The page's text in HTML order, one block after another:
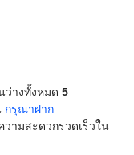
างทั้งหมด 5
กรุณาฝาก
วามสะดวกรวดเร็วใน